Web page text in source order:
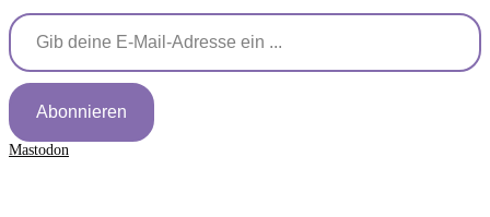
Gib deine E-Mail-Adresse ein ...
Abonnieren
Mastodon